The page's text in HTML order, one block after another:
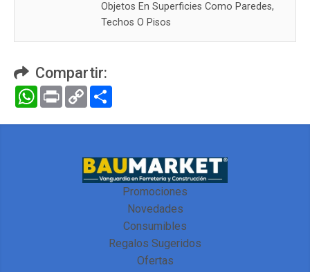
Objetos En Superficies Como Paredes,
Techos O Pisos
Compartir:
WhatsApp
Print Copy
Link
Promociones
Novedades
Consumibles
Regalos Sugeridos
Ofertas